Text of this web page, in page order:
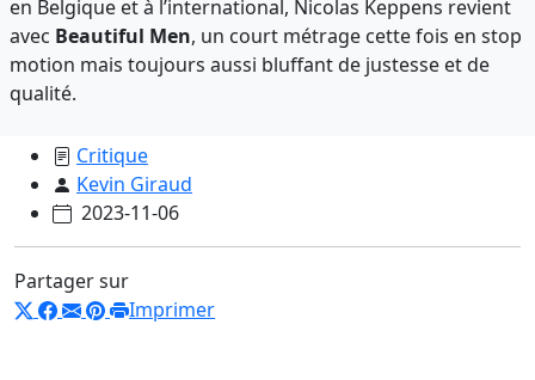
en Belgique et à l’international, Nicolas Keppens revient
avec Beautiful Men, un court métrage cette fois en stop
motion mais toujours aussi bluffant de justesse et de
qualité.
Critique
Kevin Giraud
2023-11-06
Partager sur
Imprimer